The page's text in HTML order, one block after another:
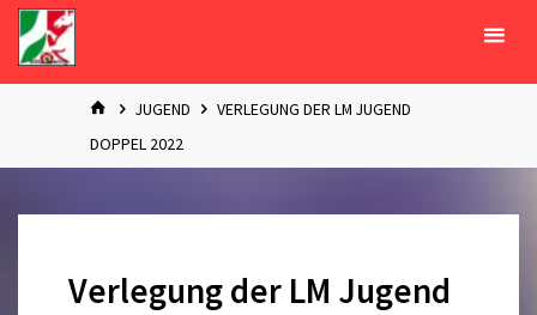
Zum
Inhalt
springen
STARTJUGEND
VERLEGUNG DER LM JUGEND
DOPPEL 2022
Verlegung der LM Jugend